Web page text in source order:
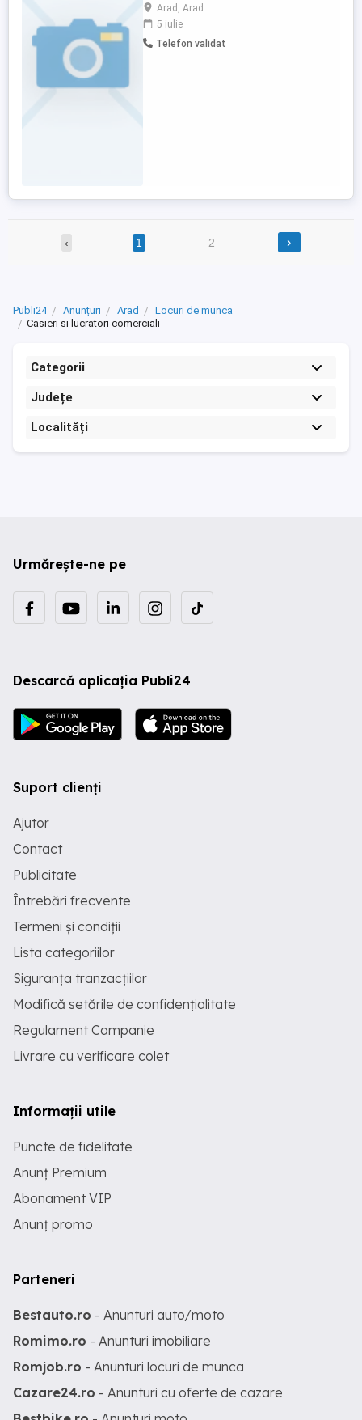
responsabilă? Te așteptăm în echipa
noastră tânără și energică! Cerințe:
Atitudine pozitivă și dorința de a lucra cu
oamenii Seriozitate și punctualitate
Arad, Arad
5 iulie
Telefon validat
‹ 1 2 ›
Publi24 Anunțuri Arad
Locuri de munca
Casieri si lucratori comerciali
Categorii
Județe
Localități
Urmărește-ne pe
Descarcă aplicația Publi24
Suport clienți
Ajutor
Contact
Publicitate
Întrebări frecvente
Termeni și condiții
Lista categoriilor
Siguranța tranzacțiilor
Modifică setările de confidențialitate
Regulament Campanie
Livrare cu verificare colet
Informații utile
Puncte de fidelitate
Anunț Premium
Abonament VIP
Anunț promo
Parteneri
Bestauto.ro - Anunturi auto/moto
Romimo.ro - Anunturi imobiliare
Romjob.ro - Anunturi locuri de munca
Cazare24.ro - Anunturi cu oferte de cazare